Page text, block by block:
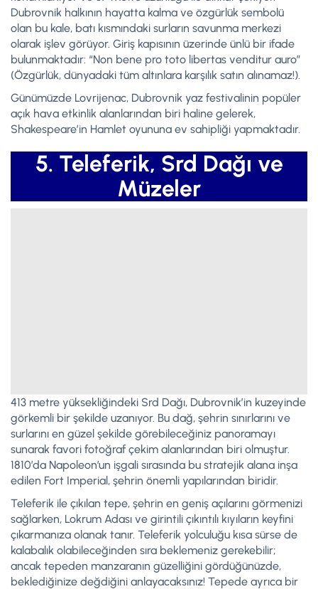
Dubrovnik halkının hayatta kalma ve özgürlük sembolü
olan bu kale, batı kısmındaki surların savunma merkezi
olarak işlev görüyor. Giriş kapısının üzerinde ünlü bir ifade
bulunmaktadır: “Non bene pro toto libertas venditur auro”
(Özgürlük, dünyadaki tüm altınlara karşılık satın alınamaz!).
Günümüzde Lovrijenac, Dubrovnik yaz festivalinin popüler
açık hava etkinlik alanlarından biri haline gelerek,
Shakespeare’in Hamlet oyununa ev sahipliği yapmaktadır.
5. Teleferik, Srd Dağı ve
Müzeler
413 metre yüksekliğindeki Srd Dağı, Dubrovnik’in kuzeyinde
görkemli bir şekilde uzanıyor. Bu dağ, şehrin sınırlarını ve
surlarını en güzel şekilde görebileceğiniz panoramayı
sunarak favori fotoğraf çekim alanlarından biri olmuştur.
1810’da Napoleon’un işgali sırasında bu stratejik alana inşa
edilen Fort Imperial, şehrin önemli yapılarından biridir.
Teleferik ile çıkılan tepe, şehrin en geniş açılarını görmenizi
sağlarken, Lokrum Adası ve girintili çıkıntılı kıyıların keyfini
çıkarmanıza olanak tanır. Teleferik yolculuğu kısa sürse de
kalabalık olabileceğinden sıra beklemeniz gerekebilir;
ancak tepeden manzaranın güzelliğini gördüğünüzde,
beklediğinize değdiğini anlayacaksınız! Tepede ayrıca bir